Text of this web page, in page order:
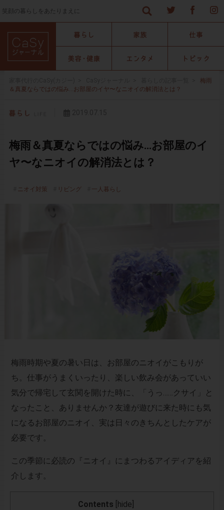
笑顔の暮らしをあたりまえに
梅雨
＆真夏ならではの悩み…お部屋のイヤ〜なニオイの解消法とは？
梅雨＆真夏ならではの悩み…お部屋のイ
ヤ〜なニオイの解消法とは？
ニオイ対策 リビング 一人暮らし
梅雨時期や夏の暑い日は、お部屋のニオイがこもりが
ち。仕事がうまくいったり、楽しい飲み会があっていい
気分で帰宅して玄関を開けた時に、「うっ……クサイ」と
なったこと、ありませんか？友達が遊びに来た時にも気
になるお部屋のニオイ、実は日々のきちんとしたケアが
必要です。
この季節に必読の『ニオイ』にまつわるアイディアを紹
介します。
Contents hide